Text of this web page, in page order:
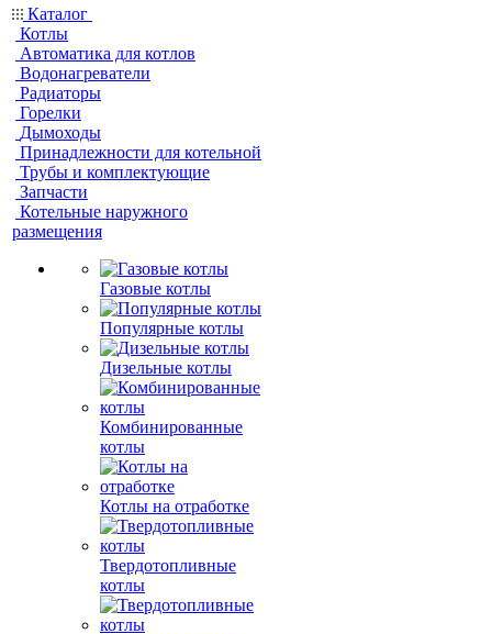
Каталог
Котлы
Автоматика для котлов
Водонагреватели
Радиаторы
Горелки
Дымоходы
Принадлежности для котельной
Трубы и комплектующие
Запчасти
Котельные наружного
размещения
Газовые котлы
Популярные котлы
Дизельные котлы
Комбинированные
котлы
Котлы на отработке
Твердотопливные
котлы